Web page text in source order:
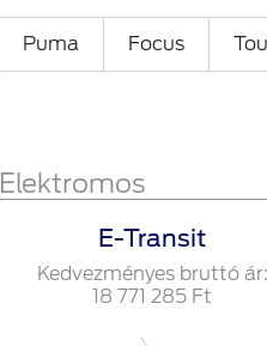
Puma Focus
Elektromos
E-Transit
Kedvezményes bruttó ár:
18‍ ‍771‍ ‍285 Ft